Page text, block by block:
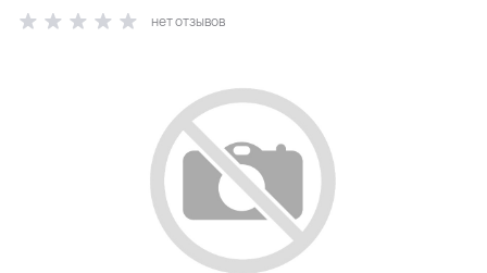
нет отзывов